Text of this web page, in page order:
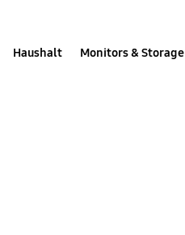
Haushalt Monitors & Storage